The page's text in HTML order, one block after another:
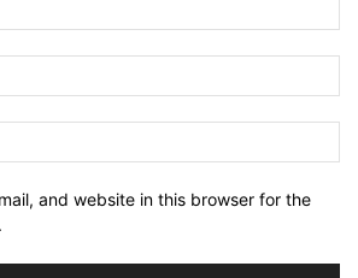
and website in this browser for the